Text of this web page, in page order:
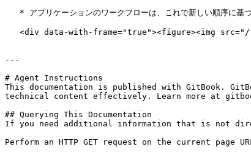
---
# Agent Instructions
This documentation is published with GitBook.
technical content effectively. Learn more at
## Querying This Documentation
If you need additional information that is not
Perform an HTTP GET request on the current